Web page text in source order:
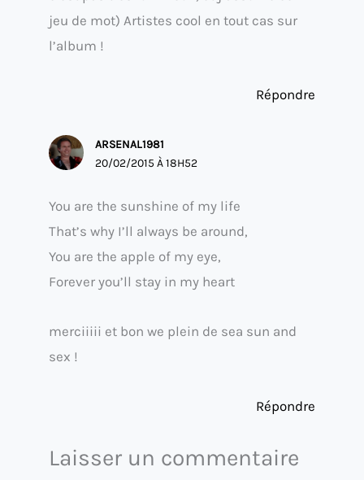
jeu de mot) Artistes cool en tout cas sur
l’album !
Répondre
ARSENAL1981
20/02/2015 À 18H52
You are the sunshine of my life
That’s why I’ll always be around,
You are the apple of my eye,
Forever you’ll stay in my heart
merciiiii et bon we plein de sea sun and
sex !
Répondre
Laisser un commentaire